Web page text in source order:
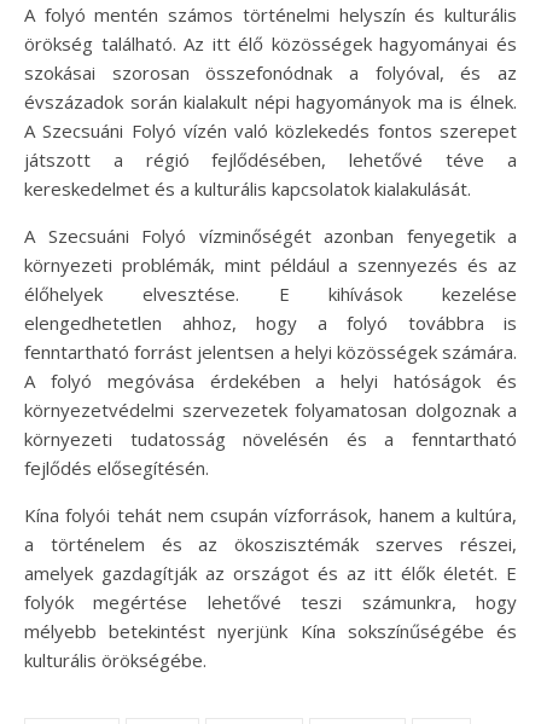
A folyó mentén számos történelmi helyszín és kulturális
örökség található. Az itt élő közösségek hagyományai és
szokásai szorosan összefonódnak a folyóval, és az
évszázadok során kialakult népi hagyományok ma is élnek.
A Szecsuáni Folyó vízén való közlekedés fontos szerepet
játszott a régió fejlődésében, lehetővé téve a
kereskedelmet és a kulturális kapcsolatok kialakulását.
A Szecsuáni Folyó vízminőségét azonban fenyegetik a
környezeti problémák, mint például a szennyezés és az
élőhelyek elvesztése. E kihívások kezelése
elengedhetetlen ahhoz, hogy a folyó továbbra is
fenntartható forrást jelentsen a helyi közösségek számára.
A folyó megóvása érdekében a helyi hatóságok és
környezetvédelmi szervezetek folyamatosan dolgoznak a
környezeti tudatosság növelésén és a fenntartható
fejlődés elősegítésén.
Kína folyói tehát nem csupán vízforrások, hanem a kultúra,
a történelem és az ökoszisztémák szerves részei,
amelyek gazdagítják az országot és az itt élők életét. E
folyók megértése lehetővé teszi számunkra, hogy
mélyebb betekintést nyerjünk Kína sokszínűségébe és
kulturális örökségébe.